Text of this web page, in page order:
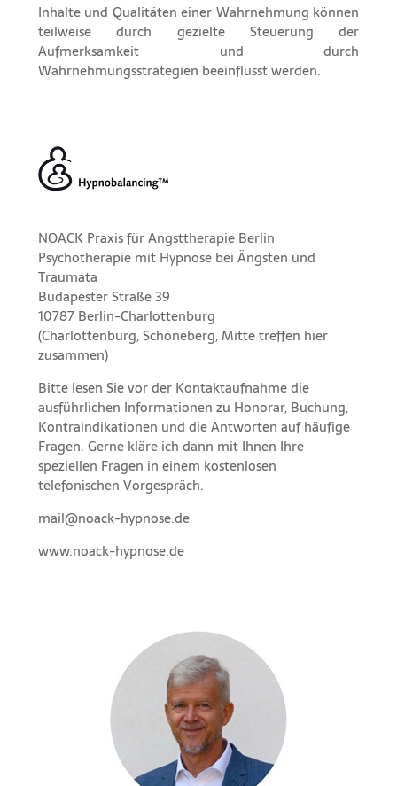
Inhalte und Qualitäten einer Wahrnehmung können
teilweise durch gezielte Steuerung der
Aufmerksamkeit und durch
Wahrnehmungsstrategien beeinflusst werden.
NOACK Praxis für Angsttherapie Berlin
Psychotherapie mit Hypnose bei Ängsten und
Traumata
Budapester Straße 39
10787 Berlin-Charlottenburg
(Charlottenburg, Schöneberg, Mitte treffen hier
zusammen)
Bitte lesen Sie vor der Kontaktaufnahmedie
ausführlichen Informationen zu Honorar, Buchung,
Kontraindikationen und dieAntworten auf häufige
Fragen. Gerne kläre ich dann mit Ihnen Ihre
speziellen Fragen in einem kostenlosen
telefonischen Vorgespräch.
mail@noack-hypnose.de
www.noack-hypnose.de